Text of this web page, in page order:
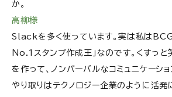
か。
高柳様
Slackを多く使っています。実は私はBCG
No.1スタンプ作成王」なのです。くすっと
を作って、ノンバーバルなコミュニケーシ
やり取りはテクノロジー企業のように活